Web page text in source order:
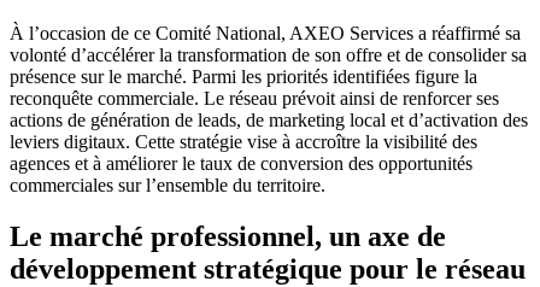
À l’occasion de ce Comité National, AXEO Services a réaffirmé sa
volonté d’accélérer la transformation de son offre et de consolider sa
présence sur le marché. Parmi les priorités identifiées figure la
reconquête commerciale. Le réseau prévoit ainsi de renforcer ses
actions de génération de leads, de marketing local et d’activation des
leviers digitaux. Cette stratégie vise à accroître la visibilité des
agences et à améliorer le taux de conversion des opportunités
commerciales sur l’ensemble du territoire.
Le marché professionnel, un axe de
développement stratégique pour le réseau